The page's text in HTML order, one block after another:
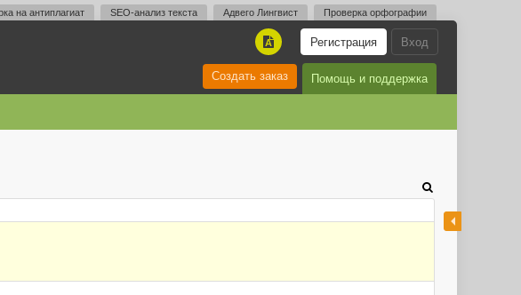
на антиплагиат SEO-анализ текста Адвего Лингвист Проверка орфографии
Вход
Регистрация
A
Помощь и поддержка
Создать заказ